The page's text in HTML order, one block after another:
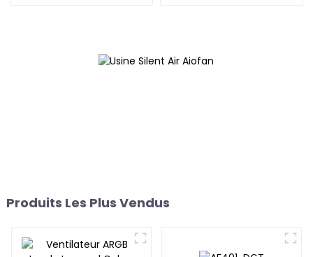
Produits Les Plus Vendus